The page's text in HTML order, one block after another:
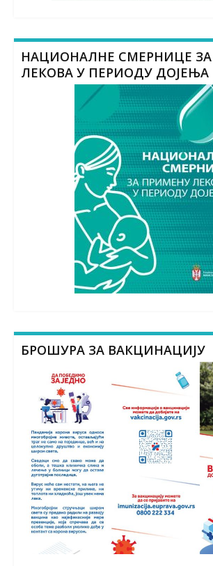
НАЦИОНАЛНЕ СМЕРНИЦЕ
ЛЕКОВА У ПЕРИОДУ ДОЈЕЊА
БРОШУРА ЗА ВАКЦИНАЦИЈУ